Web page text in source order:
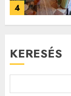
4
KERESÉS